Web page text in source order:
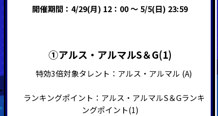
開催期間：4/29(月) 12：00 ～ 5/5(日) 23:59
➀アルス・アルマルS＆G(1)
特効3倍対象タレント：アルス・アルマル (A)
ランキングポイント：アルス・アルマルS＆Gランキ
ングポイント(1)